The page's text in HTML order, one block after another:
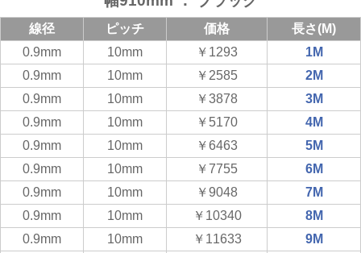
線径 ピッチ 価格
長さ(M)
0.9mm
10mm ￥1293
1M
0.9mm
10mm ￥2585
2M
0.9mm
10mm ￥3878
3M
0.9mm
10mm ￥5170
4M
0.9mm
10mm ￥6463
5M
0.9mm
10mm ￥7755
6M
0.9mm
10mm ￥9048
7M
0.9mm
10mm ￥10340
8M
0.9mm
10mm ￥11633
9M